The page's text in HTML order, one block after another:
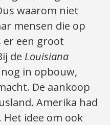
waarom niet
mensen die op
er een groot
de Louisiana
in opbouw,
De aankoop
Amerika had
idee om ook